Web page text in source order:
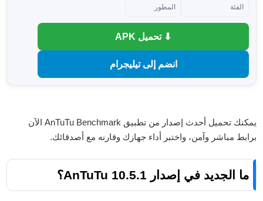
الفئة المطور
⬇ تحميل APK
انضم إلى تيليجرام
يمكنك تحميل أحدث إصدار من تطبيق AnTuTu Benchmark الآن
برابط مباشر وآمن، واختبر أداء جهازك وقارنه مع أصدقائك.
ما الجديد في إصدار AnTuTu 10.5.1؟